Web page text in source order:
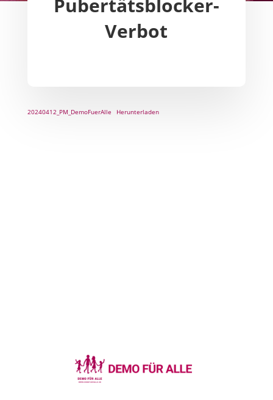
Pubertätsblocker-
Verbot
20240412_PM_DemoFuerAlle Herunterladen